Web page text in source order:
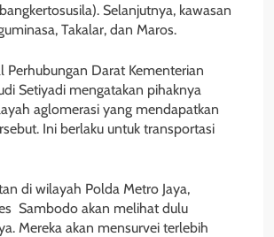
Selanjutnya, kawasan
Takalar, dan Maros.
Perhubungan Darat Kementerian
Setiyadi mengatakan pihaknya
aglomerasi yang mendapatkan
Ini berlaku untuk transportasi
di wilayah Polda Metro Jaya,
Sambodo akan melihat dulu
Mereka akan mensurvei terlebih